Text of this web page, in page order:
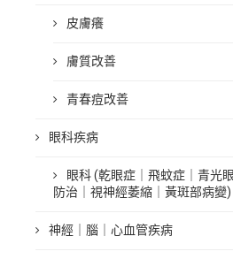
皮膚癢
膚質改善
青春痘改善
眼科疾病
眼科 (乾眼症｜飛蚊症｜青光
防治｜視神經萎縮｜黃斑部病變)
神經｜腦｜心血管疾病